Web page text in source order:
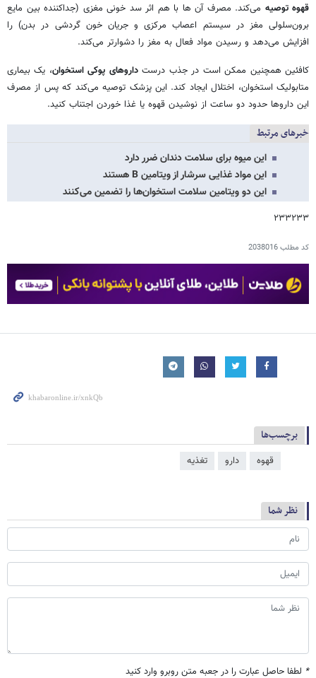
قهوه توصیه می‌کند. مصرف آن ها با هم اثر سد خونی مغزی (جداکننده بین مایع
برون‌سلولی مغز در سیستم اعصاب مرکزی و جریان خون گردشی در بدن) را
افزایش می‌دهد و رسیدن مواد فعال به مغز را دشوارتر می‌کند.
کافئین همچنین ممکن است در جذب درستداروهای پوکی استخوان، یک بیماری
متابولیک استخوان، اختلال ایجاد کند. این پزشک توصیه می‌کند که پس از مصرف
این داروها حدود دو ساعت از نوشیدن قهوه یا غذا خوردن اجتناب کنید.
خبرهای مرتبط
این میوه برای سلامت دندان ضرر دارد
این مواد غذایی سرشار از ویتامین B هستند
این دو ویتامین سلامت استخوان‌ها را تضمین می‌کنند
۲۳۳۲۳۳
کد مطلب2038016
برچسب‌ها
قهوه دارو تغذیه
نظر شما
* لطفا حاصل عبارت را در جعبه متن روبرو وارد کنید